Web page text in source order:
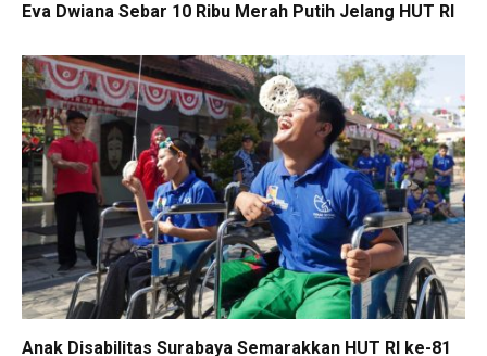
Eva Dwiana Sebar 10 Ribu Merah Putih Jelang HUT RI
Anak Disabilitas Surabaya Semarakkan HUT RI ke-81